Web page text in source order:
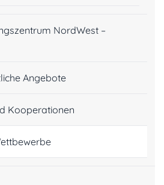
NordWest –
Angebote
Kooperationen